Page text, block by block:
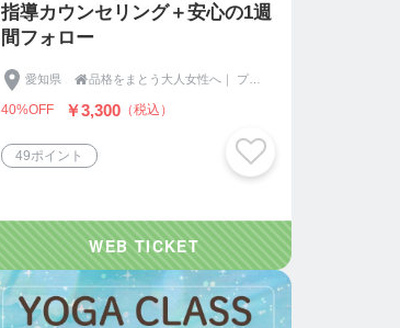
指導カウンセリング＋安心の1週
間フォロー
愛知県 
40%OFF ￥3,300 （税込）
49ポイント